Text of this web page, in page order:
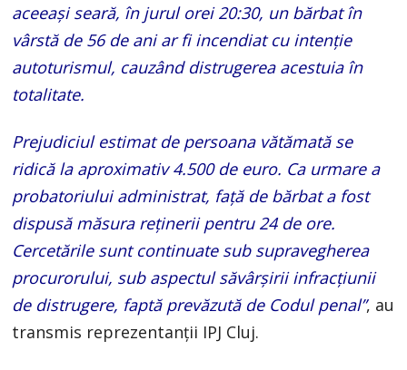
aceeași seară, în jurul orei 20:30, un bărbat în
vârstă de 56 de ani ar fi incendiat cu intenție
autoturismul, cauzând distrugerea acestuia în
totalitate.
Prejudiciul estimat de persoana vătămată se
ridică la aproximativ 4.500 de euro. Ca urmare a
probatoriului administrat, față de bărbat a fost
dispusă măsura reținerii pentru 24 de ore.
Cercetările sunt continuate sub supravegherea
procurorului, sub aspectul săvârșirii infracțiunii
de distrugere, faptă prevăzută de Codul penal”, au
transmis reprezentanții IPJ Cluj.